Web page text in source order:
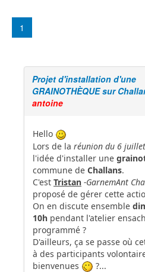
1
Projet d'installation d'une
GRAINOTHÈQUE sur
antoine
Hello
Lors de la réunion du 6
l'idée d'installer une
commune de Challans.
C'est Tristan -GarnemAnt
proposé de gérer cette
On en discute ensemble
10h pendant l'atelier
programmé ?
D'ailleurs, ça se passe où
à des participants
bienvenues
?...